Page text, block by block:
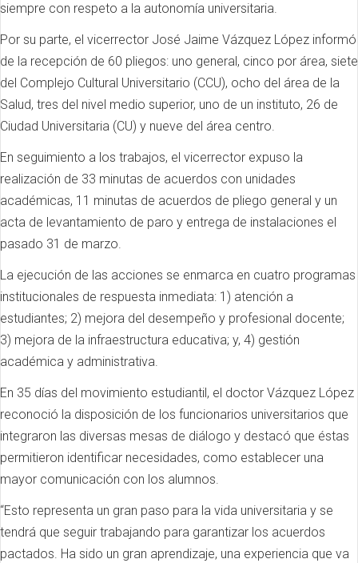
siempre con respeto a la autonomía universitaria.
Por su parte, el vicerrector José Jaime Vázquez López informó
de la recepción de 60 pliegos: uno general, cinco por área, siete
del Complejo Cultural Universitario (CCU), ocho del área de la
Salud, tres del nivel medio superior, uno de un instituto, 26 de
Ciudad Universitaria (CU) y nueve del área centro.
En seguimiento a los trabajos, el vicerrector expuso la
realización de 33 minutas de acuerdos con unidades
académicas, 11 minutas de acuerdos de pliego general y un
acta de levantamiento de paro y entrega de instalaciones el
pasado 31 de marzo.
La ejecución de las acciones se enmarca en cuatro programas
institucionales de respuesta inmediata: 1) atención a
estudiantes; 2) mejora del desempeño y profesional docente;
3) mejora de la infraestructura educativa; y, 4) gestión
académica y administrativa.
En 35 días del movimiento estudiantil, el doctor Vázquez López
reconoció la disposición de los funcionarios universitarios que
integraron las diversas mesas de diálogo y destacó que éstas
permitieron identificar necesidades, como establecer una
mayor comunicación con los alumnos.
“Esto representa un gran paso para la vida universitaria y se
tendrá que seguir trabajando para garantizar los acuerdos
pactados. Ha sido un gran aprendizaje, una experiencia que va